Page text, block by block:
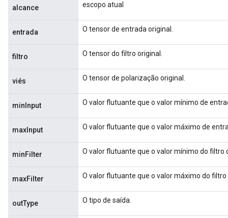
alcance escopo atual
entrada O tensor de entrada original.
filtro O tensor do filtro original.
viés O tensor de polarização original.
minInput O valor flutuante que o valor mínimo de
maxInput O valor flutuante que o valor máximo de
minFilter O valor flutuante que o valor mínimo do filtro
maxFilter O valor flutuante que o valor máximo do
outType O tipo de saída.